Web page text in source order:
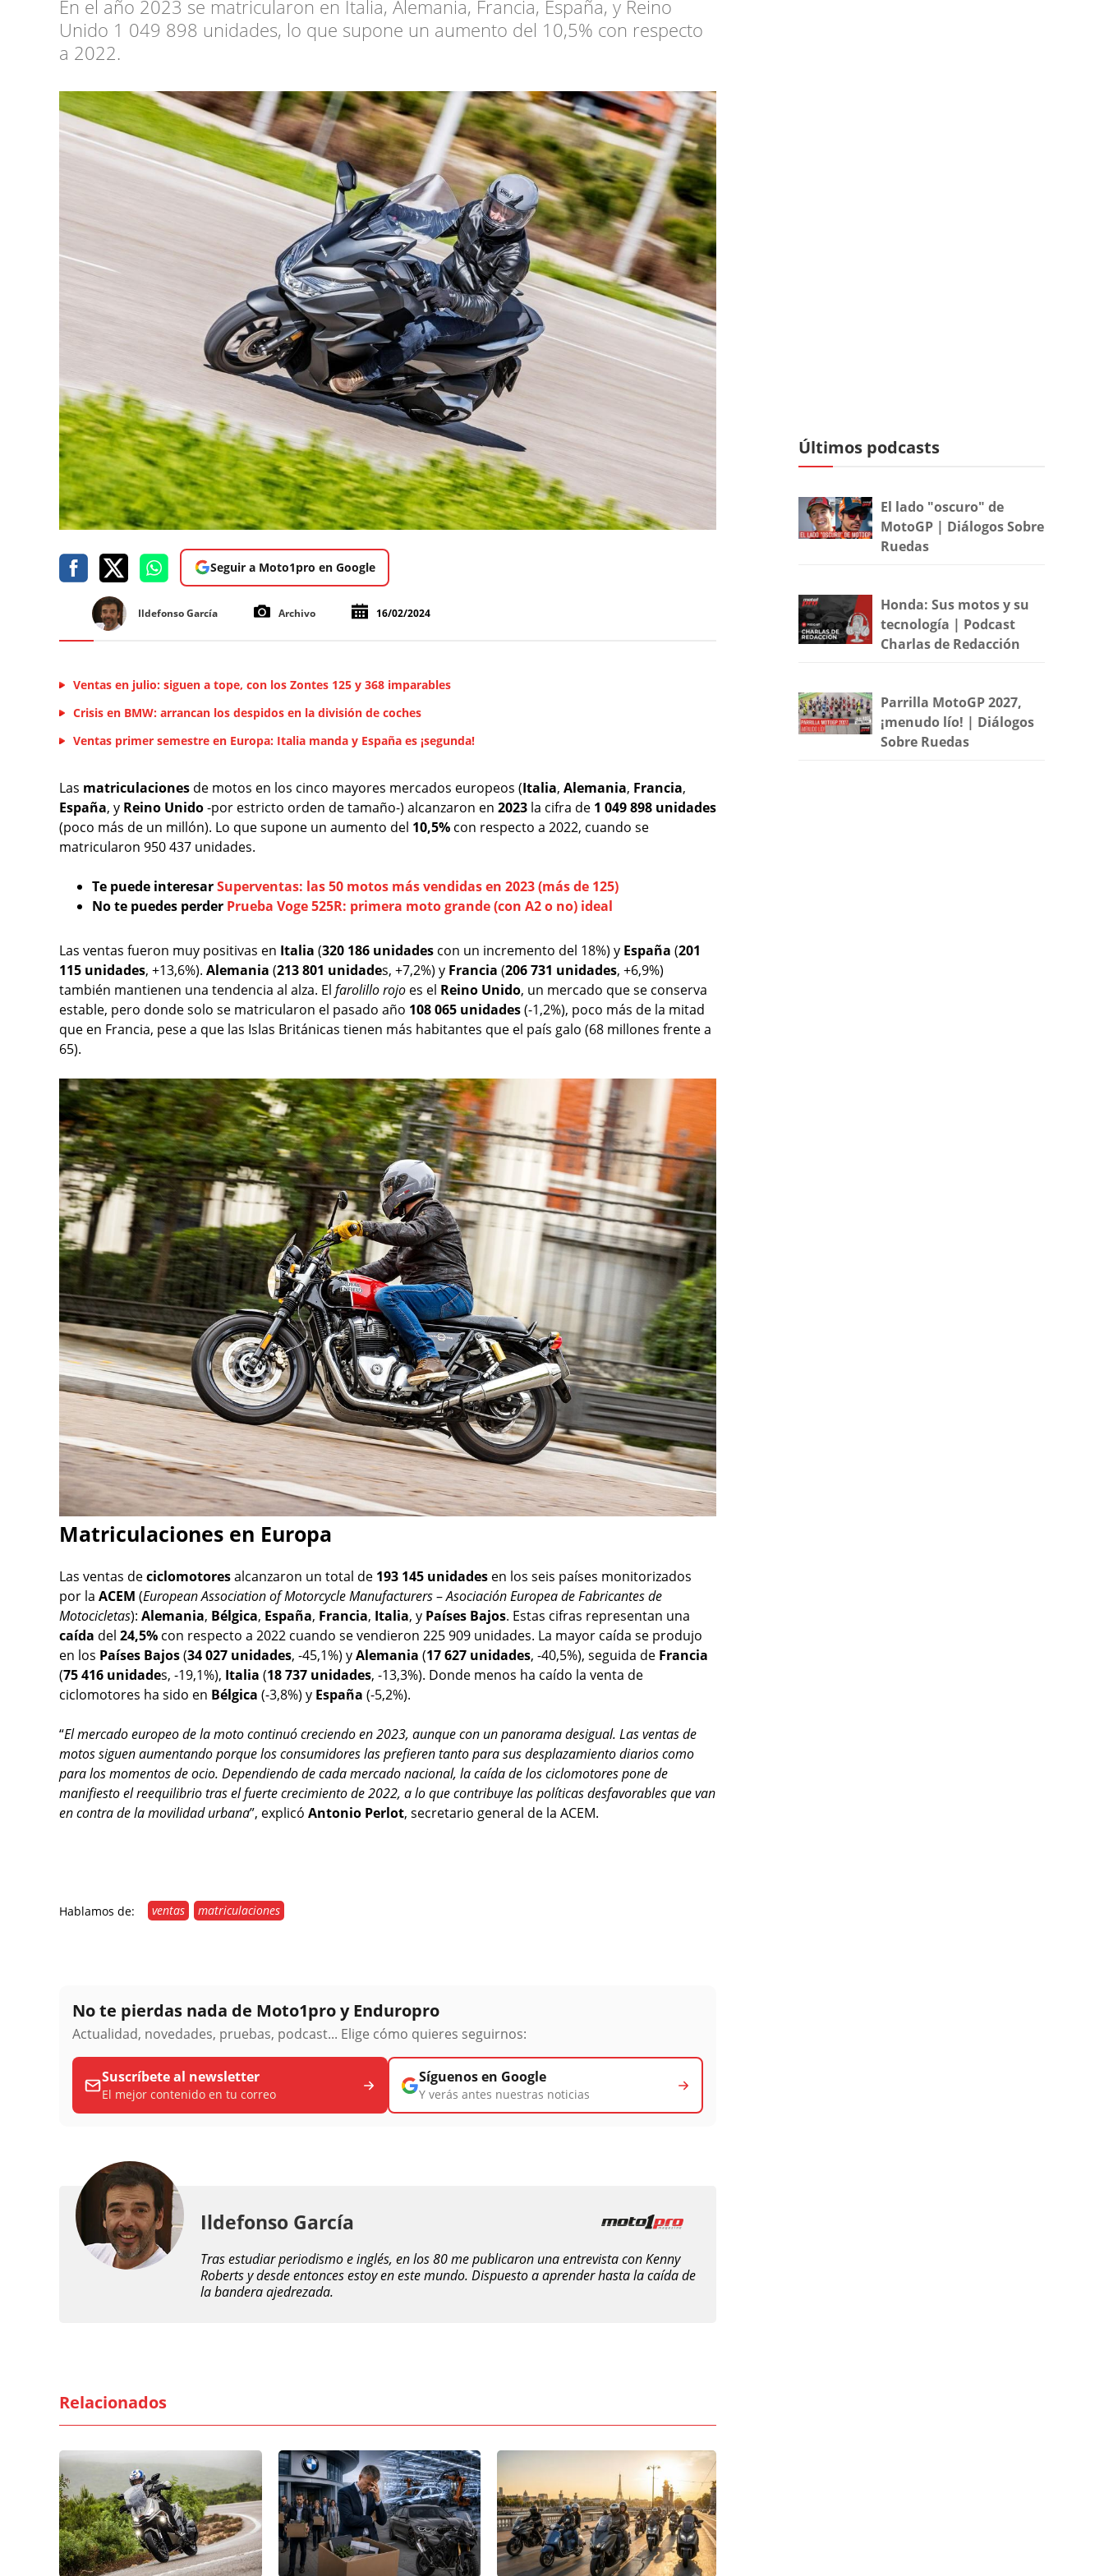
En el año 2023 se matricularon en Italia, Alemania, Francia, España, y Reino
Unido 1 049 898 unidades, lo que supone un aumento del 10,5% con respecto
a 2022.
Seguir a Moto1pro en Google
Ildefonso García Archivo 16/02/2024
Ventas en julio: siguen a tope, con los Zontes 125 y 368 imparables
Crisis en BMW: arrancan los despidos en la división de coches
Ventas primer semestre en Europa: Italia manda y España es ¡segunda!
Las matriculaciones de motos en los cinco mayores mercados europeos (Italia, Alemania, Francia,
España, y Reino Unido-por estricto orden de tamaño-) alcanzaron en 2023 la cifra de 1 049 898 unidades
(poco más de un millón). Lo que supone un aumento del 10,5% con respecto a 2022, cuando se
matricularon 950 437 unidades.
Te puede interesarSuperventas: las 50 motos más vendidas en 2023 (más de 125)
No te puedes perder Prueba Voge 525R: primera moto grande (con A2 o no) ideal
Las ventas fueron muy positivas en Italia (320 186 unidades con un incremento del 18%) y España (201
115 unidades, +13,6%). Alemania (213 801 unidades, +7,2%) y Francia (206 731 unidades, +6,9%)
también mantienen una tendencia al alza. El farolillo rojo es el Reino Unido, un mercado que se conserva
estable, pero donde solo se matricularon el pasado año 108 065 unidades(-1,2%), poco más de la mitad
que en Francia, pese a que las Islas Británicas tienen más habitantes que el país galo (68 millones frente a
65).
Matriculaciones en Europa
Las ventas deciclomotoresalcanzaron un total de 193 145 unidades en los seis países monitorizados
por la ACEM (European Association of Motorcycle Manufacturers–Asociación Europea de Fabricantes de
Motocicletas): Alemania, Bélgica, España, Francia, Italia, y Países Bajos. Estas cifras representan una
caída del 24,5% con respecto a 2022 cuando se vendieron 225 909 unidades. La mayor caída se produjo
en los Países Bajos(34 027 unidades, -45,1%) yAlemania (17 627 unidades, -40,5%), seguida de Francia
(75 416 unidades, -19,1%), Italia (18 737 unidades, -13,3%). Donde menos ha caído la venta de
ciclomotores ha sido en Bélgica (-3,8%) y España (-5,2%).
“El mercado europeo de la moto continuó creciendo en 2023, aunque con un panorama desigual. Las ventas de
motos siguen aumentando porque los consumidores las prefieren tanto para sus desplazamiento diarios como
para los momentos de ocio. Dependiendo de cada mercado nacional, la caída de los ciclomotores pone de
manifiesto el reequilibrio tras el fuerte crecimiento de 2022, a lo que contribuye las políticas desfavorables que van
en contra de la movilidad urbana”, explicó Antonio Perlot, secretario general de la ACEM.
Hablamos de: ventas matriculaciones
No te pierdas nada de Moto1pro y Enduropro
Actualidad, novedades, pruebas, podcast... Elige cómo quieres seguirnos:
Suscríbete al newsletter
El mejor contenido en tu correo
Síguenos en Google
Y verás antes nuestras noticias
Ildefonso García
Tras estudiar periodismo e inglés, en los 80 me publicaron una entrevista con Kenny
Roberts y desde entonces estoy en este mundo. Dispuesto a aprender hasta la caída de
la bandera ajedrezada.
Relacionados
Últimos podcasts
El lado "oscuro" de
MotoGP | Diálogos Sobre
Ruedas
Honda: Sus motos y su
tecnología | Podcast
Charlas de Redacción
Parrilla MotoGP 2027,
¡menudo lío! | Diálogos
Sobre Ruedas